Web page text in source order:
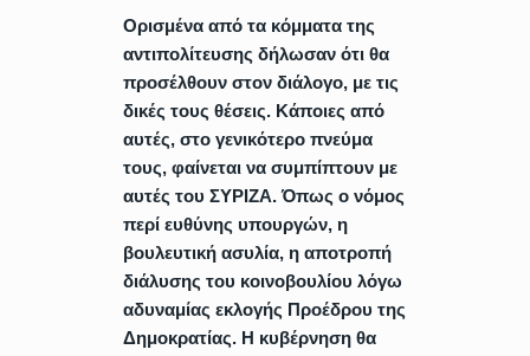
Ορισμένα από τα κόμματα της
αντιπολίτευσης δήλωσαν ότι θα
προσέλθουν στον διάλογο, με τις
δικές τους θέσεις. Κάποιες από
αυτές, στο γενικότερο πνεύμα
τους, φαίνεται να συμπίπτουν με
αυτές του ΣΥΡΙΖΑ. Όπως ο νόμος
περί ευθύνης υπουργών, η
βουλευτική ασυλία, η αποτροπή
διάλυσης του κοινοβουλίου λόγω
αδυναμίας εκλογής Προέδρου της
Δημοκρατίας. Η κυβέρνηση θα